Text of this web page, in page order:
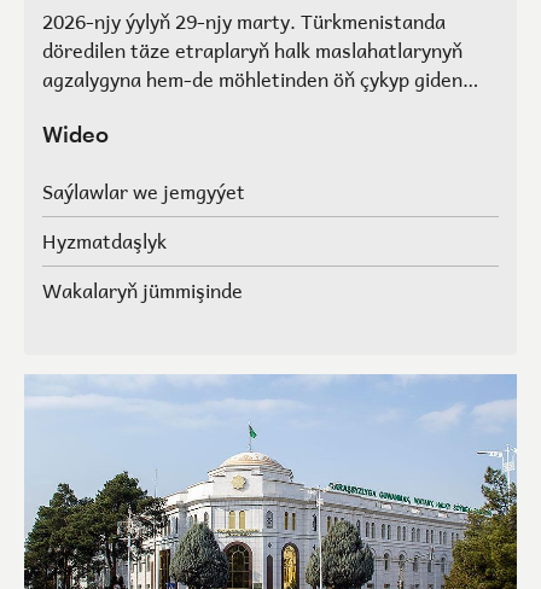
2026-njy ýylyň 29-njy marty. Türkmenistanda
döredilen täze etraplaryň halk maslahatlarynyň
agzalygyna hem-de möhletinden öň çykyp giden
maslahatlarynyň we Geňeşleriň agzalarynyň ýerine
Wideo
Saýlawlar we jemgyýet
Hyzmatdaşlyk
Wakalaryň jümmişinde